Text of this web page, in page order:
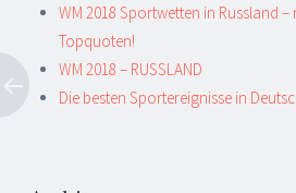
WM 2018 Sportwetten in Russland
Topquoten!
WM 2018 – RUSSLAND
Die besten Sportereignisse in